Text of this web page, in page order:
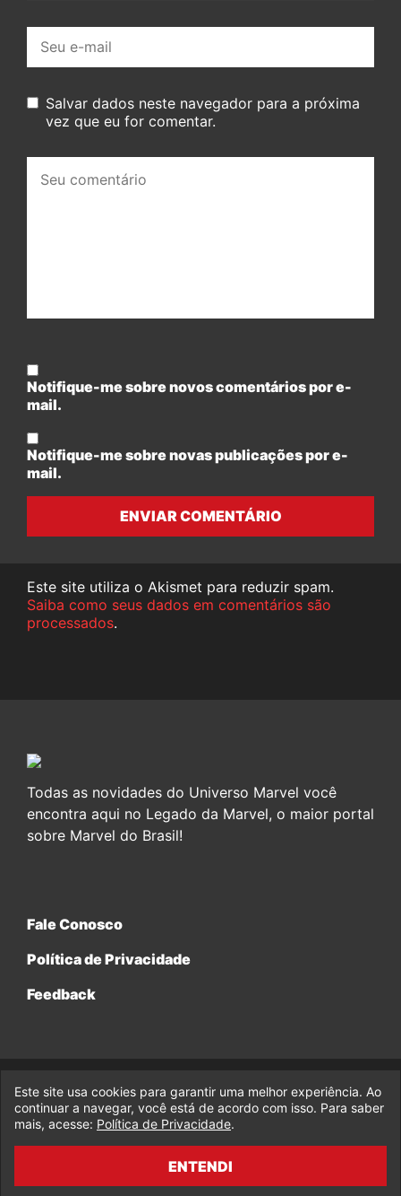
mail:
Salvar dados neste navegador para a próxima
vez que eu for comentar.
comentário:
Notifique-me sobre novos comentários por e-
mail.
Notifique-me sobre novas publicações por e-
mail.
ENVIAR COMENTÁRIO
Este site utiliza o Akismet para reduzir spam.
Saiba como seus dados em comentários são
processados.
Todas as novidades do Universo Marvel você
encontra aqui no Legado da Marvel, o maior portal
sobre Marvel do Brasil!
Fale Conosco
Política de Privacidade
Feedback
© 2017-2026 Legado da Marvel, uma empresa da Legado
Enterprises.
fabiolobo
Este site usa cookies para garantir uma melhor experiência. Ao
continuar a navegar, você está de acordo com isso. Para saber
mais, acesse: Política de Privacidade.
ENTENDI